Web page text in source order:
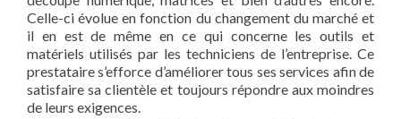
Celle-ci évolue en fonction du changement du marché et
il en est de même en ce qui concerne les outils et
matériels utilisés par les techniciens de l’entreprise. Ce
prestataire s’efforce d’améliorer tous ses services afin de
satisfaire sa clientèle et toujours répondre aux moindres
de leurs exigences.